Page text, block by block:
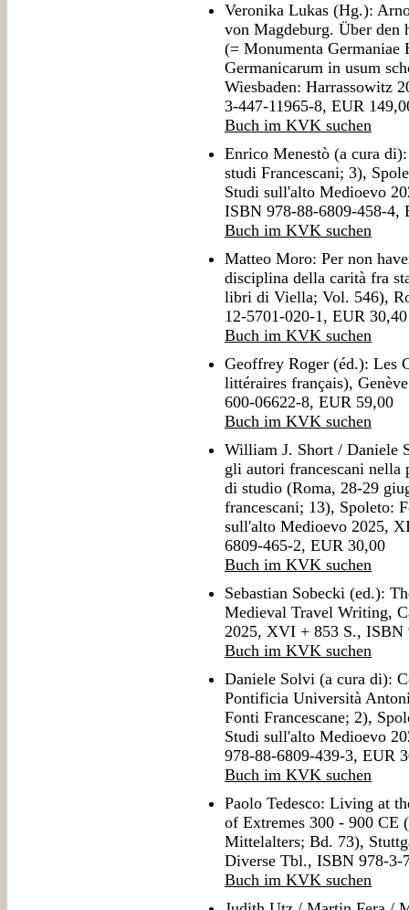
Veronika Lukas (Hg.):
von Magdeburg. Über den
(= Monumenta Germaniae
Germanicarum in usum
Wiesbaden: Harrassowitz
3-447-11965-8, EUR
Buch im KVK suchen
Enrico Menestò (a cura
studi Francescani; 3),
Studi sull'alto Medioevo
ISBN 978-88-6809-458-4,
Buch im KVK suchen
Matteo Moro: Per non
disciplina della carità fra
libri di Viella; Vol. 546),
12-5701-020-1, EUR 30,40
Buch im KVK suchen
Geoffrey Roger (éd.): Les
littéraires français),
600-06622-8, EUR 59,00
Buch im KVK suchen
William J. Short / Daniele
gli autori francescani
di studio (Roma, 28-29
francescani; 13), Spoleto:
sull'alto Medioevo 2025,
6809-465-2, EUR 30,00
Buch im KVK suchen
Sebastian Sobecki (ed.):
Medieval Travel Writing,
2025, XVI + 853 S., ISBN
Buch im KVK suchen
Daniele Solvi (a cura di):
Pontificia Università
Fonti Francescane; 2),
Studi sull'alto Medioevo
978-88-6809-439-3, EUR
Buch im KVK suchen
Paolo Tedesco: Living at
of Extremes 300 - 900 CE
Mittelalters; Bd. 73),
Diverse Tbl., ISBN 978-3-
Buch im KVK suchen